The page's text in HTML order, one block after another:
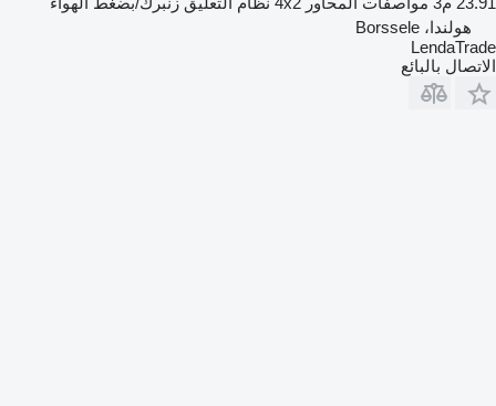
هولندا، Borssele
LendaTrade
الاتصال بالبائع